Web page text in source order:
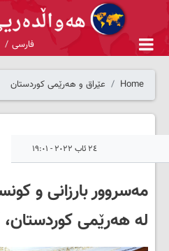
فارسی
Home عێراق و هەرێمی کوردستان
٢٤ ئاب ٢٠٢٢ - ١٩:٠١
مەسروور بارزانی و
لە هەرێمی کوردستان،